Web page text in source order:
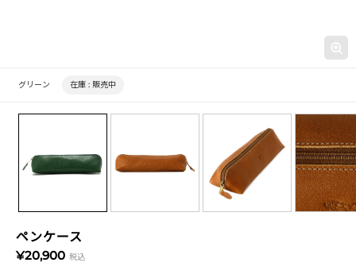
ペンケース
¥20,900 税込
グリーン 在庫 : 販売中